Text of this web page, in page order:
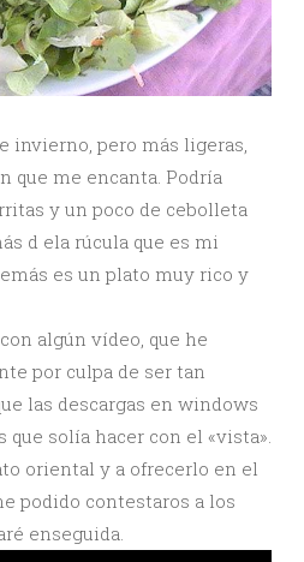
invierno, pero más ligeras,
que me encanta. Podría
y un poco de cebolleta
d ela rúcula que es mi
es un plato muy rico y
algún vídeo, que he
por culpa de ser tan
las descargas en windows
solía hacer con el «vista».
oriental y a ofrecerlo en el
podido contestaros a los
enseguida.